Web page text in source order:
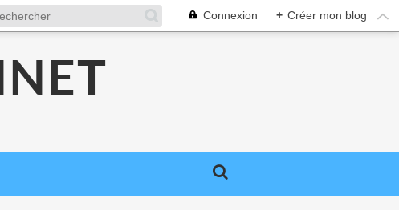
Connexion + Créer mon blog